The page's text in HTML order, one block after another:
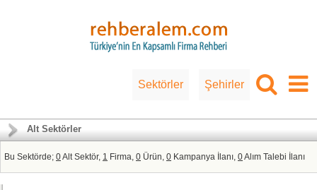
Sektörler Şehirler
Alt Sektörler
Bu Sektörde; 0Alt Sektör, 1 Firma, 0 Ürün, 0 Kampanya İlanı, 0Alım Talebi İlanı